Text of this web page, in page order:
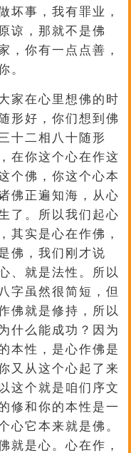
坏事，我有罪业，
谅，那就不是佛
，你有一点点善，
。
家在心里想佛的时
形好，你们想到佛
十二相八十随形
在你这个心在作这
个佛，你这个心本
佛正遍知海，从心
了。所以我们起心
其实是心在作佛，
佛，我们刚才说
、就是法性。所以
字虽然很简短，但
佛就是修持，所以
什么能成功？因为
本性，是心作佛是
又从这个心起了来
这个就是咱们序文
修和你的本性是一
心它本来就是佛。
就是心。心在作，